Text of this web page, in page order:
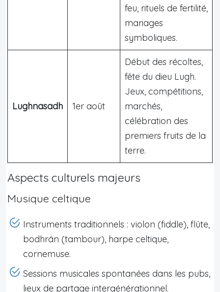
feu, rituels de fertilité,
mariages
symboliques.
Lughnasadh 1er août
Début des récoltes,
fête du dieu Lugh.
Jeux, compétitions,
marchés,
célébration des
premiers fruits de la
terre.
Aspects culturels majeurs
Musique celtique
Instruments traditionnels : violon (fiddle), flûte,
bodhrán (tambour), harpe celtique,
cornemuse.
Sessions musicales spontanées dans les pubs,
lieux de partage intergénérationnel.